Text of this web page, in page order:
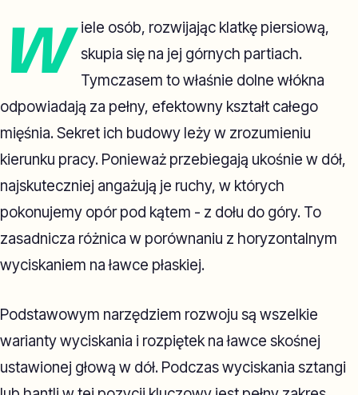
W
iele osób, rozwijając klatkę piersiową,
skupia się na jej górnych partiach.
Tymczasem to właśnie dolne włókna
odpowiadają za pełny, efektowny kształt całego
mięśnia. Sekret ich budowy leży w zrozumieniu
kierunku pracy. Ponieważ przebiegają ukośnie w dół,
najskuteczniej angażują je ruchy, w których
pokonujemy opór pod kątem - z dołu do góry. To
zasadnicza różnica w porównaniu z horyzontalnym
wyciskaniem na ławce płaskiej.
Podstawowym narzędziem rozwoju są wszelkie
warianty wyciskania i rozpiętek na ławce skośnej
ustawionej głową w dół. Podczas wyciskania sztangi